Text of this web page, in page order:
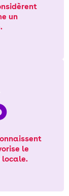
un
le
locale.